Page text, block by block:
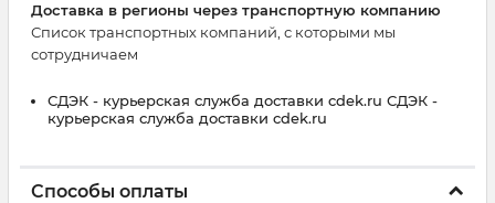
Доставка в регионы через транспортную компанию
Список транспортных компаний, с которыми мы
сотрудничаем
СДЭК - курьерская служба доставки cdek.ru СДЭК -
курьерская служба доставки cdek.ru
Способы оплаты